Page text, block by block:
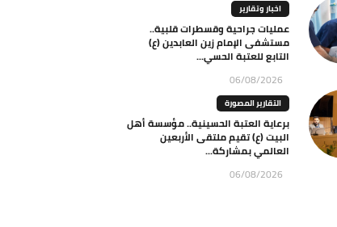
اخبار وتقارير
عمليات جراحية وقسطرات قلبية..
مستشفى الإمام زين العابدين (ع)
التابع للعتبة الحسي...
06/08/2026
التقارير المصورة
برعاية العتبة الحسينية.. مؤسسة أهل
البيت (ع) تقيم ملتقى الأربعين
العالمي بمشاركة...
06/08/2026